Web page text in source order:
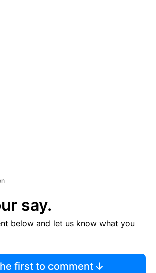
say.
below and let us know what you
first to comment